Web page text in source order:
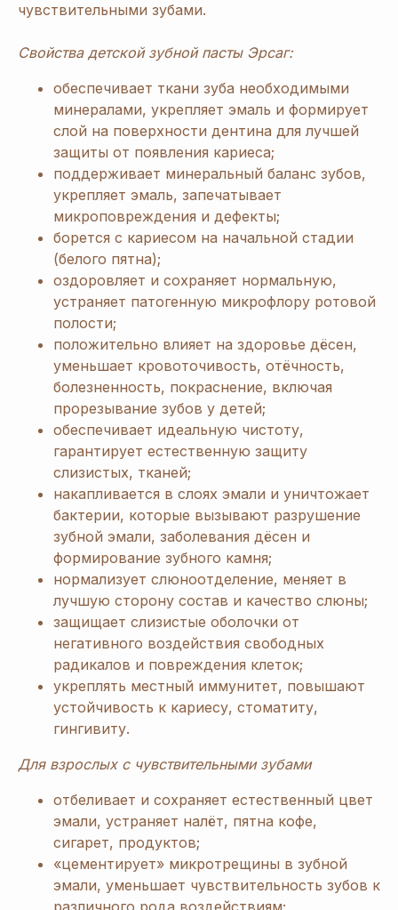
чувствительными зубами.
Свойства детской зубной пасты Эрсаг:
обеспечивает ткани зуба необходимыми
минералами, укрепляет эмаль и формирует
слой на поверхности дентина для лучшей
защиты от появления кариеса;
поддерживает минеральный баланс зубов,
укрепляет эмаль, запечатывает
микроповреждения и дефекты;
борется с кариесом на начальной стадии
(белого пятна);
оздоровляет и сохраняет нормальную,
устраняет патогенную микрофлору ротовой
полости;
положительно влияет на здоровье дёсен,
уменьшает кровоточивость, отёчность,
болезненность, покраснение, включая
прорезывание зубов у детей;
обеспечивает идеальную чистоту,
гарантирует естественную защиту
слизистых, тканей;
накапливается в слоях эмали и уничтожает
бактерии, которые вызывают разрушение
зубной эмали, заболевания дёсен и
формирование зубного камня;
нормализует слюноотделение, меняет в
лучшую сторону состав и качество слюны;
защищает слизистые оболочки от
негативного воздействия свободных
радикалов и повреждения клеток;
укреплять местный иммунитет, повышают
устойчивость к кариесу, стоматиту,
гингивиту.
Для взрослых с чувствительными зубами
отбеливает и сохраняет естественный цвет
эмали, устраняет налёт, пятна кофе,
сигарет, продуктов;
«цементирует» микротрещины в зубной
эмали, уменьшает чувствительность зубов к